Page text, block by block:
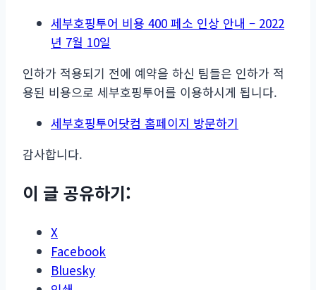
세부호핑투어 비용 400 페소 인상 안내 – 2022
년 7월 10일
인하가 적용되기 전에 예약을 하신 팀들은 인하가 적
용된 비용으로 세부호핑투어를 이용하시게 됩니다.
세부호핑투어닷컴 홈페이지 방문하기
감사합니다.
이 글 공유하기:
X
Facebook
Bluesky